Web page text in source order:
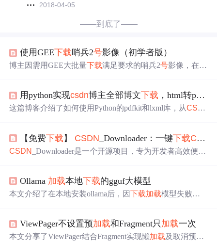
2018-04-05
——到底了——
使用GEE下载哨兵2号影像（初学者版）
博主因需用GEE大批量下载满足要求的哨兵2号影像，在学
还对哨兵数据进行详解，并对代码各部分操作进行解释，
适合新手。
用python实现csdn博主全部博文下载 ，html转pdf，有了学习的电子书了。。。（附源码）
这篇博客介绍了如何使用Python的pdfkit和lxml库，从CSD
下载
和转换步骤，包括分析网页、获取文章URL、解析HT
ML、保存HTML文件以及最后的文件转换。提供了源码分
【免费下载 】 CSDN _Downloader：一键下载CSDN
CSDN
_Downloader是一个开源项目，专为开发者高效便捷
理等功能，有简单易用、灵活性高、开源免费等优势，欢
迎开发者参与。
Ollama 加载本地下载的gguf大模型
本文介绍了在本地安装ollama后，因下载加载模型失败而
转换、加载本地大模型，还阐述了ollama同时加载多个大
模型的三种方式。
ViewPager不设置预加载和Fragment只加载一次
本文分享了ViewPager结合Fragment实现懒加载及取消预加